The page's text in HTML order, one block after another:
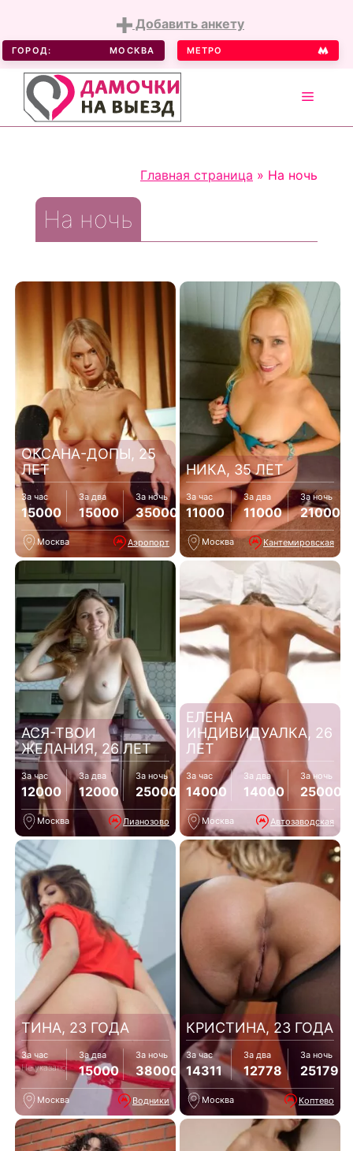
Добавить анкету
ГОРОД: МОСКВА МЕТРО
MENU
Главная страница » На ночь
На ночь
ОКСАНА-ДОПЫ, 25
ЛЕТ
За час
15000
За два
15000
За ночь
35000
Москва Аэропорт
НИКА, 35 ЛЕТ
За час
11000
За два
11000
За ночь
21000
Москва Кантемировская
АСЯ-ТВОИ
ЖЕЛАНИЯ, 26 ЛЕТ
За час
12000
За два
12000
За ночь
25000
Москва Лианозово
ЕЛЕНА
ИНДИВИДУАЛКА, 26
ЛЕТ
За час
14000
За два
14000
За ночь
25000
Москва Автозаводская
ТИНА, 23 ГОДА
За час
Не указано
За два
15000
За ночь
38000
Москва Водники
КРИСТИНА, 23 ГОДА
За час
14311
За два
12778
За ночь
25179
Москва Коптево